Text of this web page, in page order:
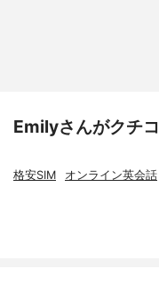
Emilyさんがクチ
格安SIM オンライン英会話